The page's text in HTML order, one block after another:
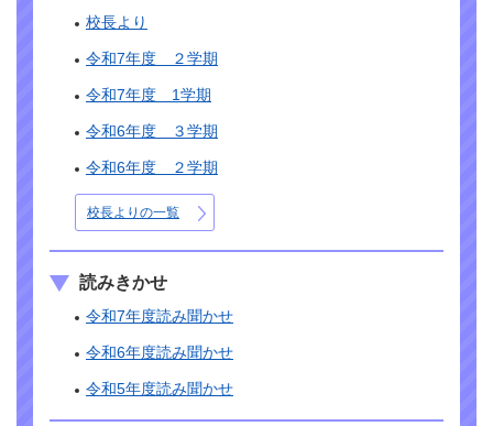
校長より
令和7年度 ２学期
令和7年度 1学期
令和6年度 ３学期
令和6年度 ２学期
校長よりの一覧
読みきかせ
令和7年度読み聞かせ
令和6年度読み聞かせ
令和5年度読み聞かせ